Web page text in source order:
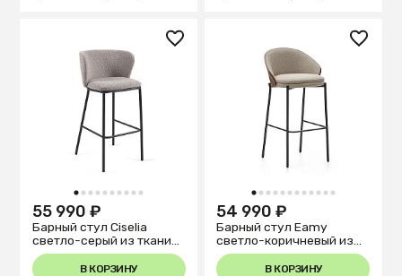
1 2 3 4 5 6 7 8 9 10
55 990 ₽
Барный стул Ciselia
светло-серый из ткани
букле и металла 102 см
В КОРЗИНУ
1 2 3 4 5 6 7 8 9 101112
54 990 ₽
Барный стул Eamy
светло-коричневый из
шпона ясеня с отделкой
венге
В КОРЗИНУ